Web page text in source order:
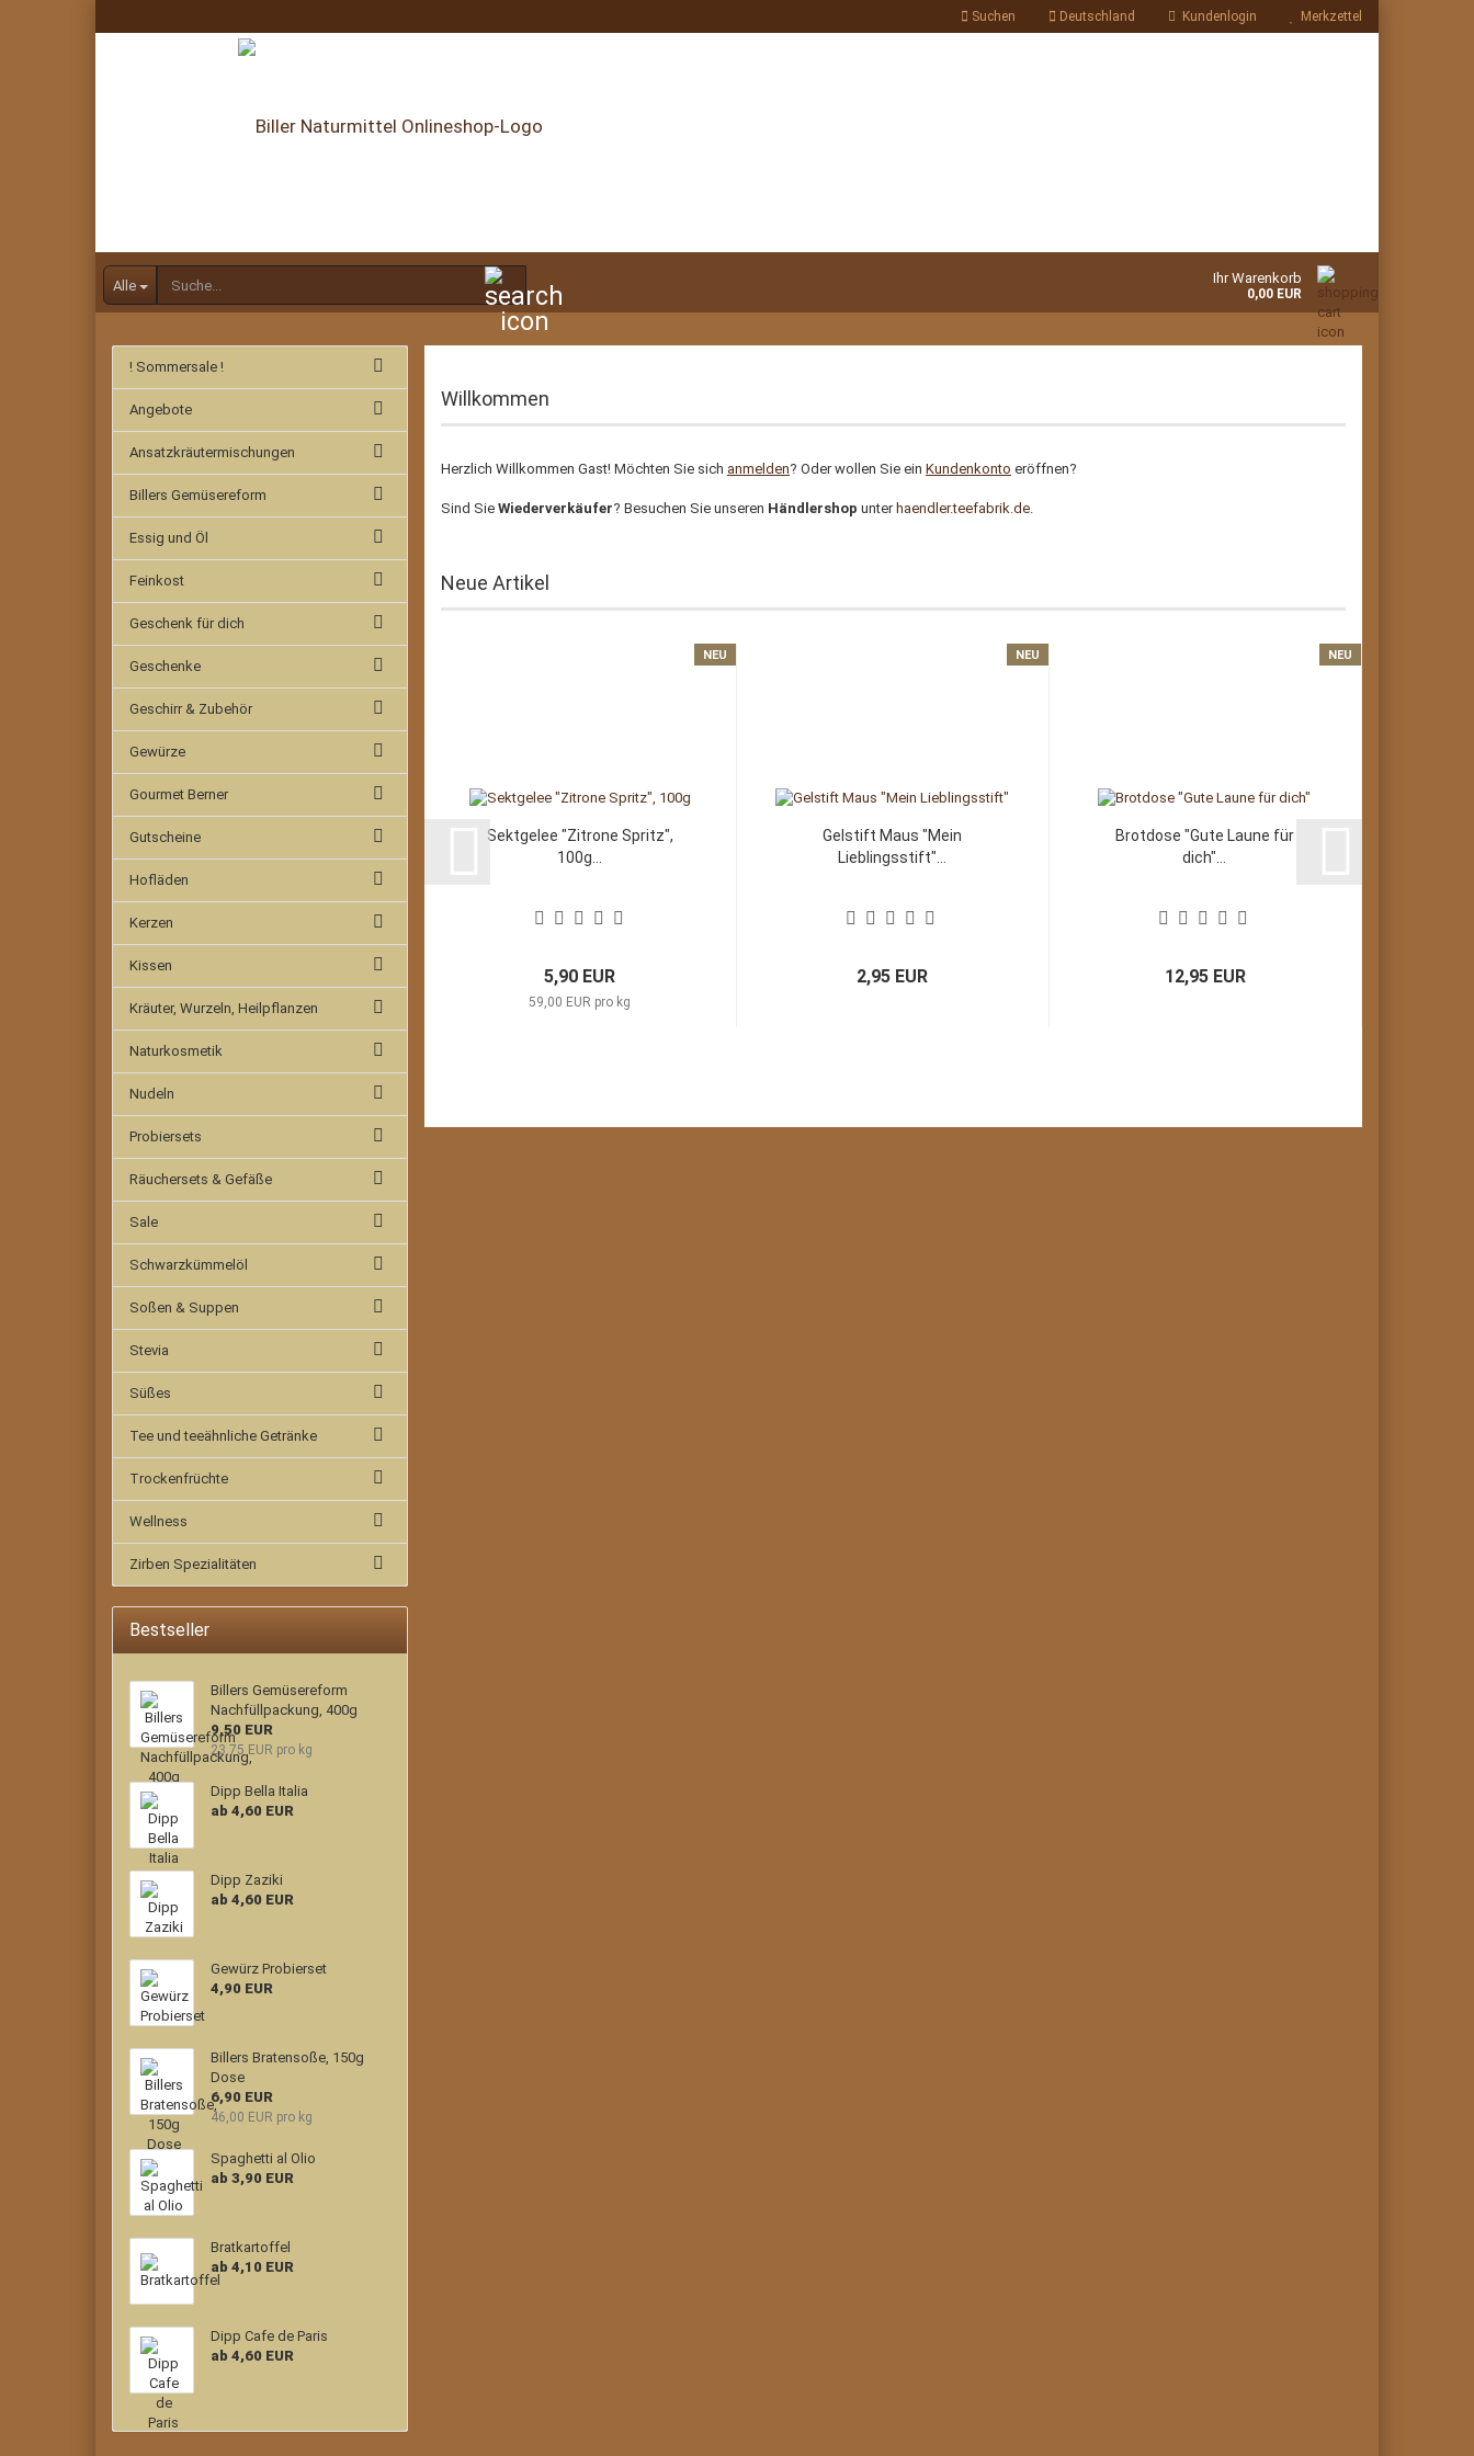
Suchen Deutschland Kundenlogin Merkzettel
Alle Ihr Warenkorb
0,00 EUR
Willkommen
Herzlich Willkommen Gast! Möchten Sie sich anmelden? Oder wollen Sie ein Kundenkonto eröffnen?
Sind Sie Wiederverkäufer? Besuchen Sie unseren Händlershop unter haendler.teefabrik.de.
Neue Artikel
NEU
Sektgelee "Zitrone Spritz",
100g...
5,90 EUR
59,00 EUR pro kg
NEU
Gelstift Maus "Mein
Lieblingsstift"...
2,95 EUR
NEU
Brotdose "Gute Laune für
dich"...
12,95 EUR
! Sommersale !
Angebote
Ansatzkräutermischungen
Billers Gemüsereform
Essig und Öl
Feinkost
Geschenk für dich
Geschenke
Geschirr & Zubehör
Gewürze
Gourmet Berner
Gutscheine
Hofläden
Kerzen
Kissen
Kräuter, Wurzeln, Heilpflanzen
Naturkosmetik
Nudeln
Probiersets
Räuchersets & Gefäße
Sale
Schwarzkümmelöl
Soßen & Suppen
Stevia
Süßes
Tee und teeähnliche Getränke
Trockenfrüchte
Wellness
Zirben Spezialitäten
Bestseller
Billers Gemüsereform
Nachfüllpackung, 400g
9,50 EUR
23,75 EUR pro kg
Dipp Bella Italia
ab 4,60 EUR
Dipp Zaziki
ab 4,60 EUR
Gewürz Probierset
4,90 EUR
Billers Bratensoße, 150g
Dose
6,90 EUR
46,00 EUR pro kg
Spaghetti al Olio
ab 3,90 EUR
Bratkartoffel
ab 4,10 EUR
Dipp Cafe de Paris
ab 4,60 EUR